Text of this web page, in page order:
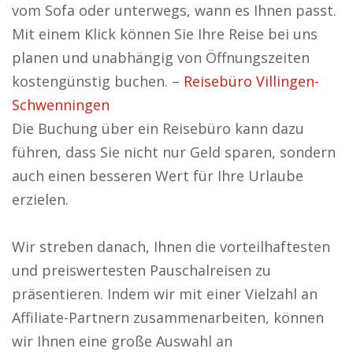
vom Sofa oder unterwegs, wann es Ihnen passt.
Mit einem Klick können Sie Ihre Reise bei uns
planen und unabhängig von Öffnungszeiten
kostengünstig buchen. – Reisebüro Villingen-
Schwenningen
Die Buchung über ein Reisebüro kann dazu
führen, dass Sie nicht nur Geld sparen, sondern
auch einen besseren Wert für Ihre Urlaube
erzielen.
Wir streben danach, Ihnen die vorteilhaftesten
und preiswertesten Pauschalreisen zu
präsentieren. Indem wir mit einer Vielzahl an
Affiliate-Partnern zusammenarbeiten, können
wir Ihnen eine große Auswahl an